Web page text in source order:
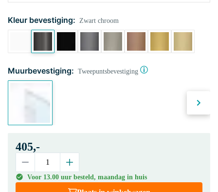
Kleur bevestiging: Zwart chroom
Muurbevestiging: Tweepuntsbevestiging
405,-
Voor 13.00 uur besteld, maandag in huis